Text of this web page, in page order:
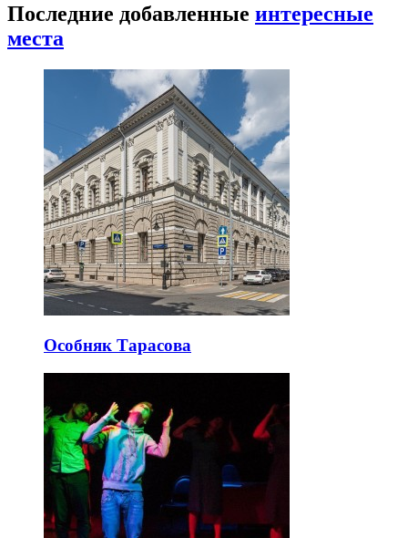
Последние добавленные интересные
места
Особняк Тарасова